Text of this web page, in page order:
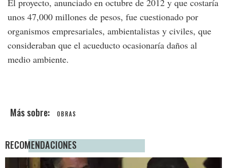
El proyecto, anunciado en octubre de 2012 y que costaría
unos 47,000 millones de pesos, fue cuestionado por
organismos empresariales, ambientalistas y civiles, que
consideraban que el acueducto ocasionaría daños al
medio ambiente.
OBRAS
RECOMENDACIONES